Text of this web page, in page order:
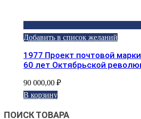
Добавить в список желаний
1977 Проект почтовой
60 лет Октябрьской
90 000,00 ₽
В корзину
ПОИСК ТОВАРА